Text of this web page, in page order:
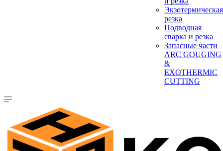
Экзотермическая
резка
Подводная
сварка и резка
Запасные части
ARC GOUGING
&
EXOTHERMIC
CUTTING